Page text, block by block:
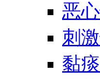
恶
刺
黏